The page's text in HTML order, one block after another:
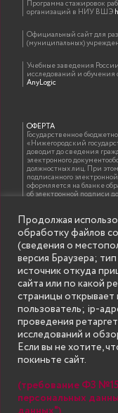
Программа стажировок
организаций в НИУ ВШЭ
Официальный сайт для
(муниципальных)
Учебные заведения
исследований и
AnyLogic
ОФЕРТА
Государственное
«Нижегородский
доводит до сведения
электронного
должностных лиц. При
подписанного
оформляется на бланке
об электронной подписи
ИНФОРМАЦИЯ ДЛЯ
Все права на аудио и
принадлежат их законным
Наличие материалов на
нашего авторского права
за возможные
Кодексом Российской
условиями, то можете
немедленно покинуть
открытых (общедоступных)
какого-либо материала,
информация
оказать Вам содействие,
чтобы вы прислали нам
страницы сайта, которые
Продолжая
обработку файлов
(сведения о
версия Браузера;
источник откуда
сайта или по какой
страницы открывает
пользователь; ip-
проведения
исследований и
Если вы не хотите,
покиньте сайт.
(требование ФЗ
персональных